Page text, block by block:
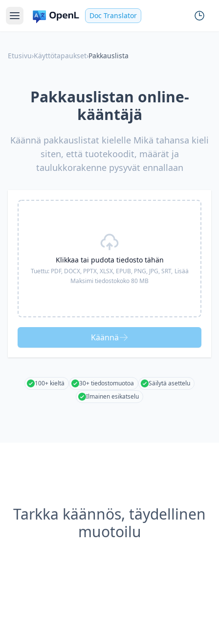
Doc Translator
Etusivu›Käyttötapaukset›Pakkauslista
Pakkauslistan online-
kääntäjä
Käännä pakkauslistat kielelle Mikä tahansa kieli
siten, että tuotekoodit, määrät ja
taulukkorakenne pysyvät ennallaan
Klikkaa tai pudota tiedosto tähän
Tuettu: PDF, DOCX, PPTX, XLSX, EPUB, PNG, JPG, SRT, Lisää
Maksimi tiedostokoko 80 MB
Käännä
100+ kieltä 30+ tiedostomuotoa
Säilytä asettelu
Ilmainen esikatselu
Tarkka käännös, täydellinen
muotoilu